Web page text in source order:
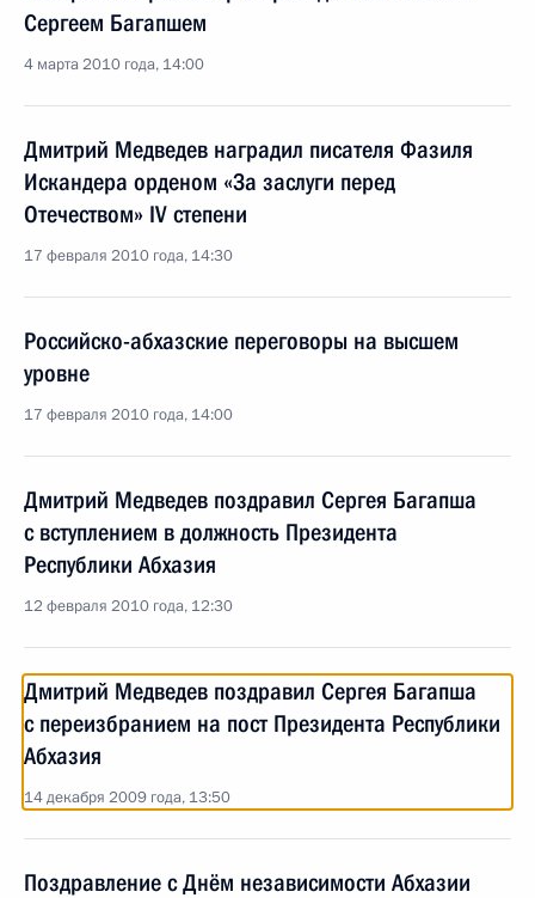
Сергеем Багапшем
4 марта 2010 года, 14:00
Дмитрий Медведев наградил писателя Фазиля
Искандера орденом «За заслуги перед
Отечеством» IV степени
17 февраля 2010 года, 14:30
Российско-абхазские переговоры на высшем
уровне
17 февраля 2010 года, 14:00
Дмитрий Медведев поздравил Сергея Багапша
с вступлением в должность Президента
Республики Абхазия
12 февраля 2010 года, 12:30
Дмитрий Медведев поздравил Сергея Багапша
с переизбранием на пост Президента Республики
Абхазия
14 декабря 2009 года, 13:50
Поздравление с Днём независимости Абхазии